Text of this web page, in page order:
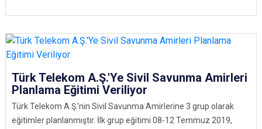
Türk Telekom A.Ş.'Ye Sivil Savunma Amirleri
Planlama Eğitimi Veriliyor
Türk Telekom A.Ş.'nin Sivil Savunma Amirlerine 3 grup olarak
eğitimler planlanmıştır. İlk grup eğitimi 08-12 Temmuz 2019,